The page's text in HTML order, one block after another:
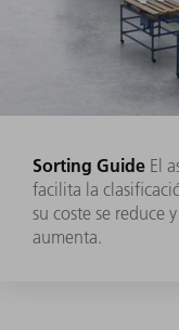
Sorting Guide El
facilita la
su coste se reduce
aumenta.